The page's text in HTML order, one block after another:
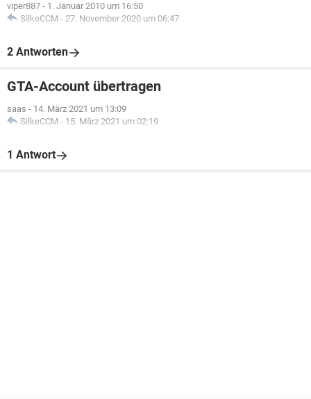
viper887 - 1. Januar 2010 um 16:50
SilkeCCM - 27. November 2020 um 06:47
2 Antworten
GTA-Account übertragen
saas - 14. März 2021 um 13:09
SilkeCCM - 15. März 2021 um 02:19
1 Antwort